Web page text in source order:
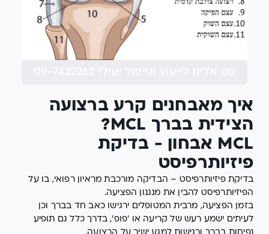
איך מאבחנים קרע ברצועה
הצידית בברך MCL?
MCL אבחון - בדיקת
פיזיותרפיסט
בדיקת פיזיותרפיסט – הבדיקה מורכבת מראיון רפואי, בו על
הפיזיותרפיסט להבין את מנגנון הפציעה.
בזמן הפציעה, מרבית המטופלים ירגישו כאב חד בברך וכן
לעיתים ישמע רעש של קריעה או 'פופ', בדרך כלל גם תופיע